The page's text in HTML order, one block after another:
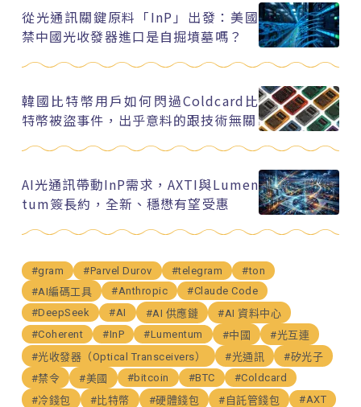
從光通訊關鍵原料「InP」出發：美國
禁中國光收發器進口是自掘墳墓嗎？
韓國比特幣用戶如何閃過Coldcard比
特幣被盜事件，出乎意料的跟技術無關
AI光通訊帶動InP需求，AXTI與Lumen
tum簽長約，全新、穩懋有望受惠
#gram #Parvel Durov #telegram
#ton
#AI編碼工具
#Anthropic
#Claude Code
#DeepSeek
#AI #AI 供應鏈
#AI 資料中心
#Coherent
#InP #Lumentum #中國
#光互連
#光收發器（Optical Transceivers）
#光通訊
#矽光子
#禁令
#美國 #bitcoin #BTC
#Coldcard
#冷錢包
#比特幣 #硬體錢包 #自託管錢包
#AXT